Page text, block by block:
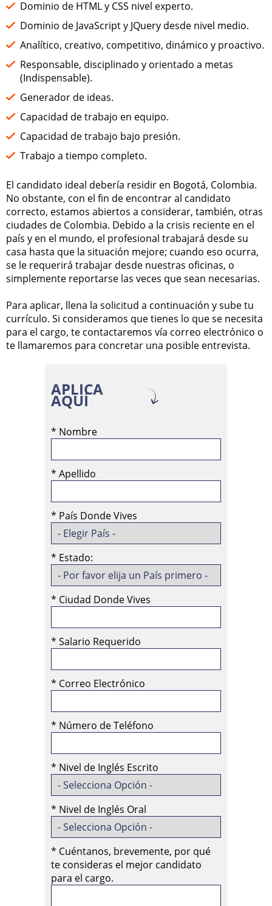
Dominio de HTML y CSS nivel experto.
Dominio de JavaScript y JQuery desde nivel medio.
Analítico, creativo, competitivo, dinámico y proactivo.
Responsable, disciplinado y orientado a metas
(Indispensable).
Generador de ideas.
Capacidad de trabajo en equipo.
Capacidad de trabajo bajo presión.
Trabajo a tiempo completo.
El candidato ideal debería residir en Bogotá, Colombia.
No obstante, con el fin de encontrar al candidato
correcto, estamos abiertos a considerar, también, otras
ciudades de Colombia. Debido a la crisis reciente en el
país y en el mundo, el profesional trabajará desde su
casa hasta que la situación mejore; cuando eso ocurra,
se le requerirá trabajar desde nuestras oficinas, o
simplemente reportarse las veces que sean necesarias.
Para aplicar, llena la solicitud a continuación y sube tu
currículo. Si consideramos que tienes lo que se necesita
para el cargo, te contactaremos vía correo electrónico o
te llamaremos para concretar una posible entrevista.
APLICA
AQUÍ
* Nombre
* Apellido
* País Donde Vives
* Estado:
* Ciudad Donde Vives
* Salario Requerido
* Correo Electrónico
* Número de Teléfono
* Nivel de Inglés Escrito
* Nivel de Inglés Oral
* Cuéntanos, brevemente, por qué
te consideras el mejor candidato
para el cargo.